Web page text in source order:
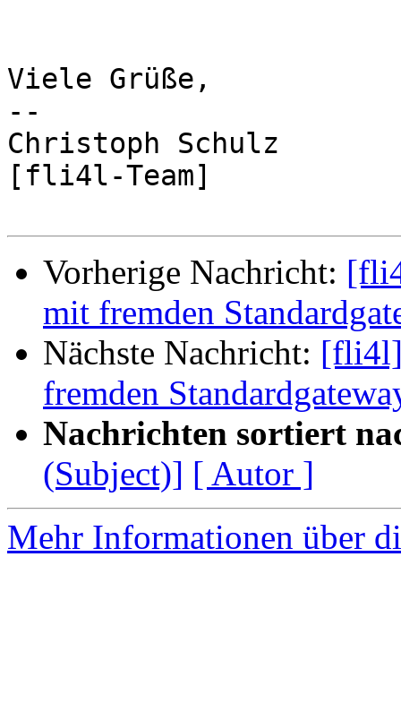
Viele Grüße,
--
Christoph Schulz
[fli4l-Team]
Vorherige Nachricht:
mit fremden
Nächste Nachricht: [fli4l]
fremden
Nachrichten sortiert
(Subject)] [ Autor ]
Mehr Informationen über